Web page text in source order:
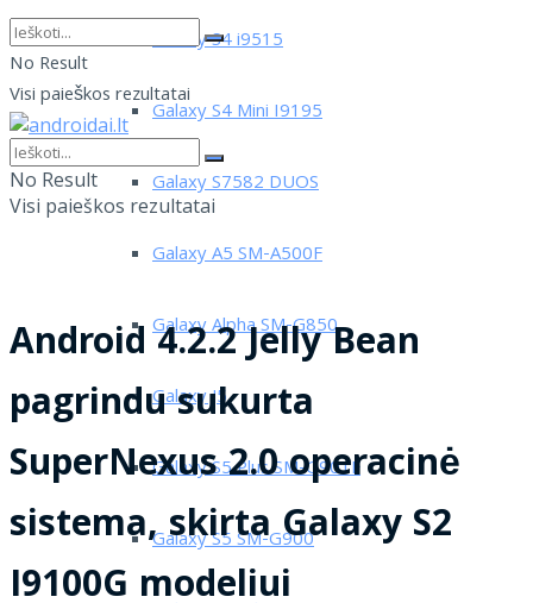
Galaxy S4 i9515
Galaxy S4 Mini I9195
Galaxy S7582 DUOS
Galaxy A5 SM-A500F
Galaxy Alpha SM-G850
Galaxy J5
Galaxy S5 Plus SM-G901F
Galaxy S5 SM-G900
No Result
Visi paieškos rezultatai
No Result
Visi paieškos rezultatai
Android 4.2.2 Jelly Bean
pagrindu sukurta
SuperNexus 2.0 operacinė
sistema, skirta Galaxy S2
I9100G modeliui